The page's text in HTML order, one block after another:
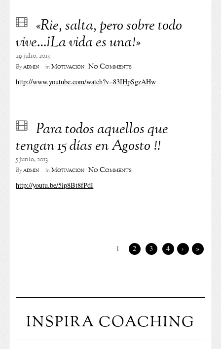
«Rie, salta, pero sobre todo
vive…¡La vida es una!»
29 julio, 2013
Byadmin inMotivación No Comments
http://www.youtube.com/watch?v=83IHpSgzAHw
Para todos aquellos que
tengan 15 días en Agosto !!
5 junio, 2013
Byadmin inMotivación No Comments
http://youtu.be/5ip8Bt8fPdI
1 2 3 4 › »
INSPIRA COACHING